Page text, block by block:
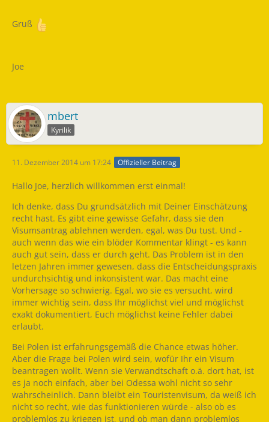
Gruß
Joe
mbert
Kyrilik
11. Dezember 2014 um 17:24 Offizieller Beitrag
Hallo Joe, herzlich willkommen erst einmal!
Ich denke, dass Du grundsätzlich mit Deiner Einschätzung
recht hast. Es gibt eine gewisse Gefahr, dass sie den
Visumsantrag ablehnen werden, egal, was Du tust. Und -
auch wenn das wie ein blöder Kommentar klingt - es kann
auch gut sein, dass er durch geht. Das Problem ist in den
letzen Jahren immer gewesen, dass die Entscheidungspraxis
undurchsichtig und inkonsistent war. Das macht eine
Vorhersage so schwierig. Egal, wo sie es versucht, wird
immer wichtig sein, dass Ihr möglichst viel und möglichst
exakt dokumentiert, Euch möglichst keine Fehler dabei
erlaubt.
Bei Polen ist erfahrungsgemäß die Chance etwas höher.
Aber die Frage bei Polen wird sein, wofür Ihr ein Visum
beantragen wollt. Wenn sie Verwandtschaft o.ä. dort hat, ist
es ja noch einfach, aber bei Odessa wohl nicht so sehr
wahrscheinlich. Dann bleibt ein Touristenvisum, da weiß ich
nicht so recht, wie das funktionieren würde - also ob es
problemlos zu kriegen ist, und ob man dann problemlos